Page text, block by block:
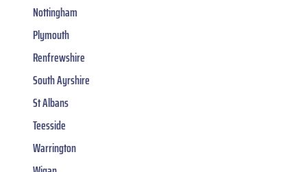
Nottingham
Plymouth
Renfrewshire
South Ayrshire
St Albans
Teesside
Warrington